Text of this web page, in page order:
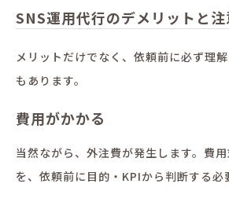
SNS運用代行のデメリットと注
メリットだけでなく、依頼前に必ず理
もあります。
費用がかかる
当然ながら、外注費が発生します。費
を、依頼前に目的・KPIから判断する必